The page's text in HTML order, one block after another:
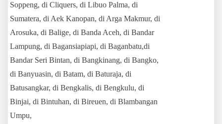
Soppeng, di Cliquers, di Libuo Palma, di
Sumatera, di Aek Kanopan, di Arga Makmur, di
Arosuka, di Balige, di Banda Aceh, di Bandar
Lampung, di Bagansiapiapi, di Baganbatu,di
Bandar Seri Bintan, di Bangkinang, di Bangko,
di Banyuasin, di Batam, di Baturaja, di
Batusangkar, di Bengkalis, di Bengkulu, di
Binjai, di Bintuhan, di Bireuen, di Blambangan
Umpu,